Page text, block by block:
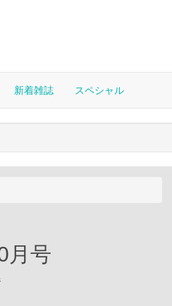
新着雑誌 スペシャル
月号